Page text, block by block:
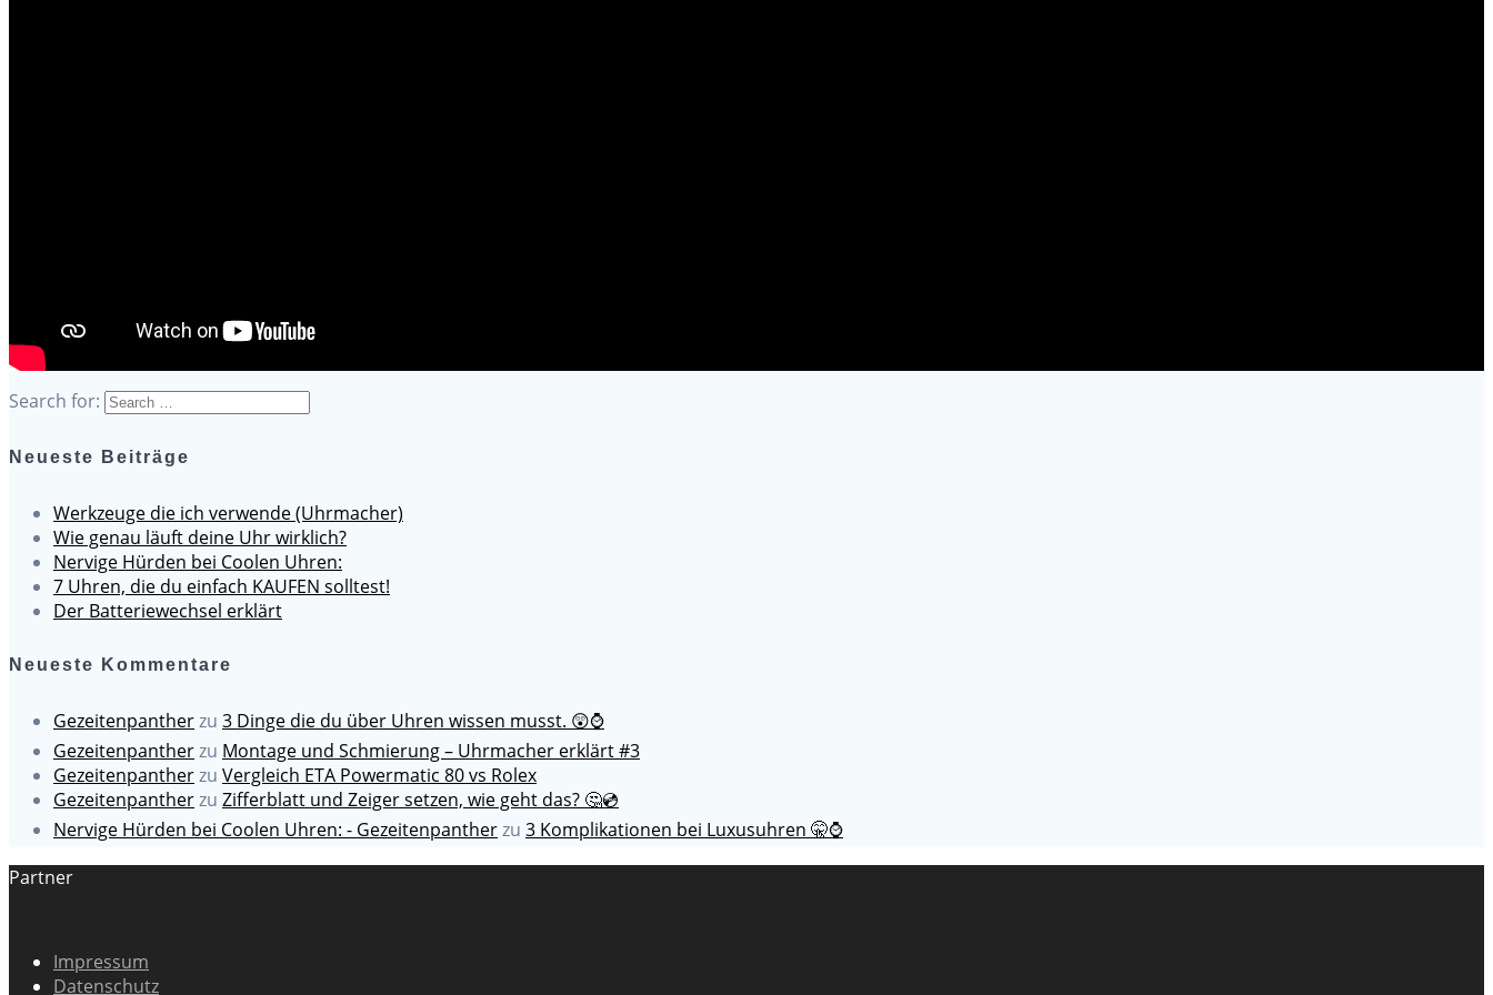
Search for:
Neueste Beiträge
Werkzeuge die ich verwende (Uhrmacher)
Wie genau läuft deine Uhr wirklich?
Nervige Hürden bei Coolen Uhren:
7 Uhren, die du einfach KAUFEN solltest!
Der Batteriewechsel erklärt
Neueste Kommentare
Gezeitenpantherzu 3 Dinge die du über Uhren wissen musst. 😲⌚
Gezeitenpantherzu Montage und Schmierung – Uhrmacher erklärt #3
Gezeitenpantherzu Vergleich ETA Powermatic 80 vs Rolex
Gezeitenpantherzu Zifferblatt und Zeiger setzen, wie geht das? 🤔💿
Nervige Hürden bei Coolen Uhren: - Gezeitenpantherzu 3 Komplikationen bei Luxusuhren 🤫⌚
Partner
Impressum
Datenschutz